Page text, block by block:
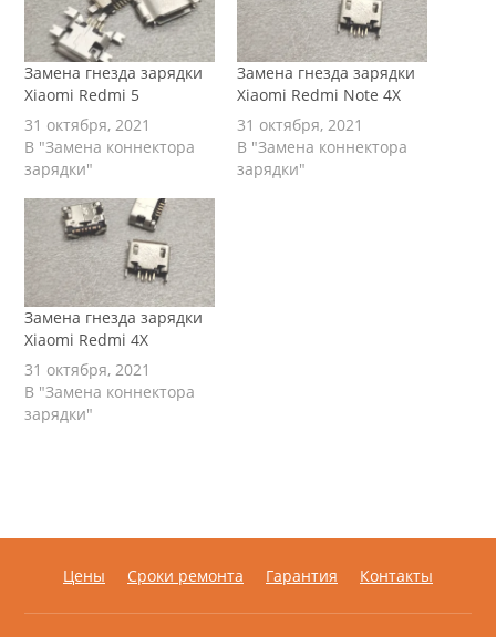
Замена гнезда зарядки
Xiaomi Redmi 5
31 октября, 2021
В "Замена коннектора
зарядки"
Замена гнезда зарядки
Xiaomi Redmi Note 4X
31 октября, 2021
В "Замена коннектора
зарядки"
Замена гнезда зарядки
Xiaomi Redmi 4X
31 октября, 2021
В "Замена коннектора
зарядки"
Цены Сроки ремонта Гарантия Контакты